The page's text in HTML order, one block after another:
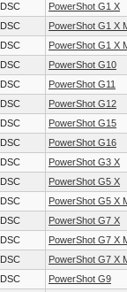
DSC
PowerShot G1 X
DSC
PowerShot G1 X
DSC
PowerShot G1 X
DSC
PowerShot G10
DSC
PowerShot G11
DSC
PowerShot G12
DSC
PowerShot G15
DSC
PowerShot G16
DSC
PowerShot G3 X
DSC
PowerShot G5 X
DSC
PowerShot G5 X
DSC
PowerShot G7 X
DSC
PowerShot G7 X
DSC
PowerShot G7 X
DSC
PowerShot G9